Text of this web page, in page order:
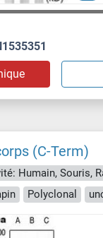
(C-Term)
Polyclonal